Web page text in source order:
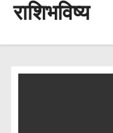
राशिभविष्य